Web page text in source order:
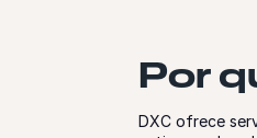
Por
DXC ofrece